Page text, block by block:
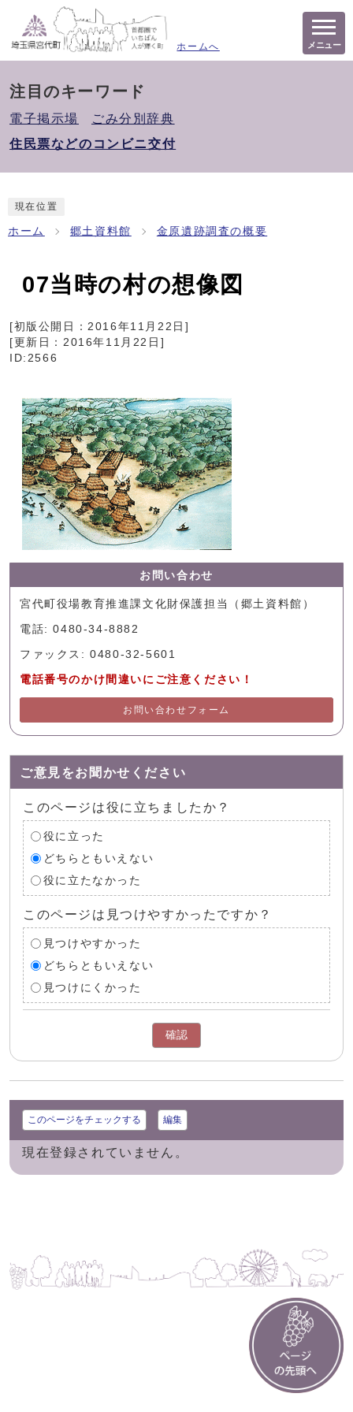
ホームへ メニュー
注目のキーワード
電子掲示場
ごみ分別辞典
住民票などのコンビニ交付
現在位置
ホーム 郷土資料館 金原遺跡調査の概要
07当時の村の想像図
[初版公開日：2016年11月22日 ]
[更新日： 2016年11月22日 ]
ID:2566
お問い合わせ
宮代町役場教育推進課文化財保護担当（郷土資料館）
電話: 0480-34-8882
ファックス: 0480-32-5601
電話番号のかけ間違いにご注意ください！
お問い合わせフォーム
ご意見をお聞かせください
このページは役に立ちましたか？
役に立った
どちらともいえない
役に立たなかった
このページは見つけやすかったですか？
見つけやすかった
どちらともいえない
見つけにくかった
確認
このページをチェックする 編集
現在登録されていません。